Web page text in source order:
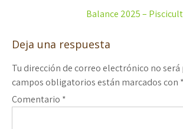
Balance 2025 –
Deja una respuesta
Tu dirección de correo electrónico no será
campos obligatorios están marcados con *
Comentario *